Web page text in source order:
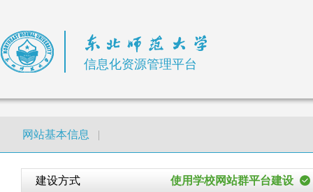
信息化资源管理平台
网站基本信息 |
建设方式 使用学校网站群平台建设